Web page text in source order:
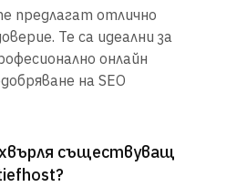
предлагат отлично
Те са идеални за
онлайн
на SEO
съществуващ